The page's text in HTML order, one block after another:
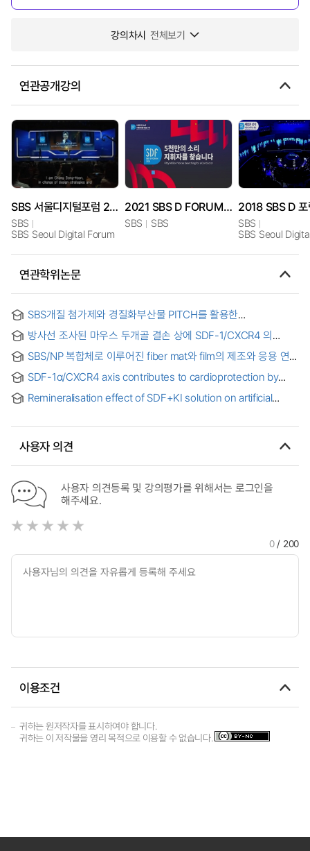
강의차시 전체보기
연관공개강의
SBS 서울디지털포럼 2013
SBS
SBS Seoul Digital Forum
2021 SBS D FORUM 5천만의 소리 지휘자를 찾습니다
SBS SBS
SBS
SBS Seoul
연관학위논문
SBS개질 첨가제와 경질화부산물 PITCH를 활용한
방사선 조사된 마우스 두개골 결손 상에 SDF-1/CXCR4 의
SDF-1 / CXCR4 on irradiated mouse calvarial defect model
SBS/NP 복합체로 이루어진 fiber mat와 film의 제조와 응용 연구
SDF-1α/CXCR4 axis contributes to cardioprotection by
적출 심장에서 허혈성후처치를 통한 심근보호에 있어서 SDF-
Remineralisation effect of SDF+KI solution on artificial
사용자 의견
사용자 의견등록 및 강의평가를 위해서는 로그인을
해주세요.
0/ 200
이용조건
귀하는 원저작자를 표시하여야 합니다.
귀하는 이 저작물을 영리 목적으로 이용할 수 없습니다.